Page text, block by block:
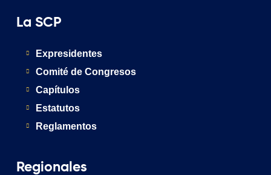
La SCP
Expresidentes
Comité de Congresos
Capítulos
Estatutos
Reglamentos
Regionales